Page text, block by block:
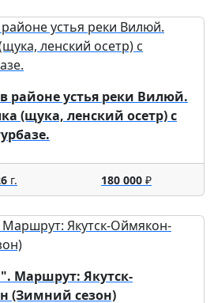
районе устья реки Вилюй.
(щука, ленский осетр) с
г. 180 000₽
Маршрут: Якутск-
(Зимний сезон)